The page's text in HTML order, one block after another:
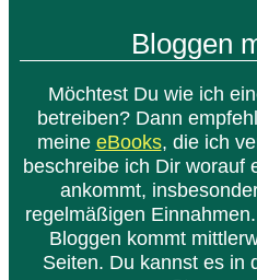
Bloggen
Möchtest Du wie ich
betreiben? Dann
meine eBooks, die ich
beschreibe ich Dir worauf
ankommt,
regelmäßigen
Bloggen kommt
Seiten. Du kannst es in